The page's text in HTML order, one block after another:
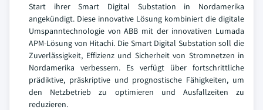
Start ihrer Smart Digital Substation in Nordamerika
angekündigt. Diese innovative Lösung kombiniert die digitale
Umspanntechnologie von ABB mit der innovativen Lumada
APM-Lösung von Hitachi. Die Smart Digital Substation soll die
Zuverlässigkeit, Effizienz und Sicherheit von Stromnetzen in
Nordamerika verbessern. Es verfügt über fortschrittliche
prädiktive, präskriptive und prognostische Fähigkeiten, um
den Netzbetrieb zu optimieren und Ausfallzeiten zu
reduzieren.